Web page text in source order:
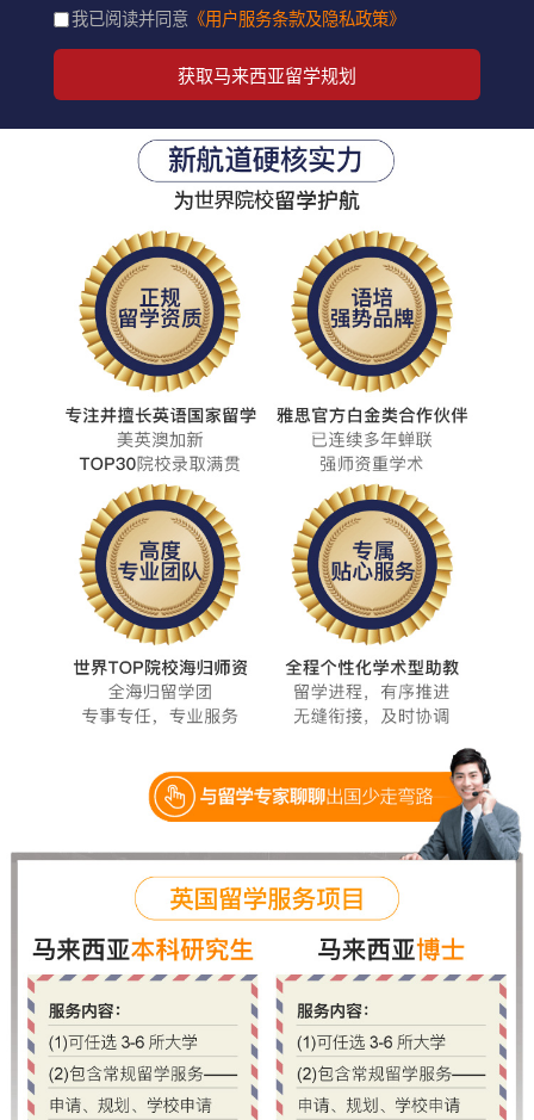
我已阅读并同意《用户服务条款及隐私政策》
获取马来西亚留学规划